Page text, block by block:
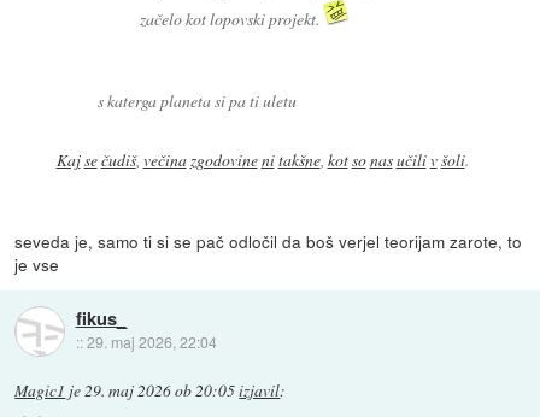
začelo kot lopovski projekt.
s katerga planeta si pa ti uletu
Kajsečudiš, večinazgodovinenitakšne, kotsonasučilivšoli.
seveda je, samo ti si se pač odločil da boš verjel teorijam zarote, to
je vse
fikus_
::29. maj 2026, 22:04
Magic1 je29. maj 2026 ob 20:05izjavil: